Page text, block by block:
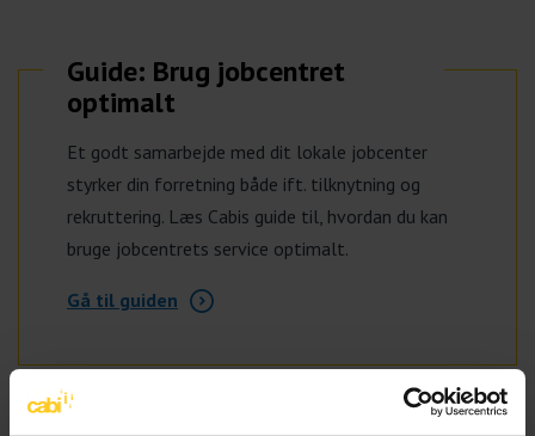
Guide: Brug jobcentret
optimalt
Et godt samarbejde med dit lokale jobcenter
styrker din forretning både ift. tilknytning og
rekruttering. Læs Cabis guide til, hvordan du kan
bruge jobcentrets service optimalt.
Gå til guiden